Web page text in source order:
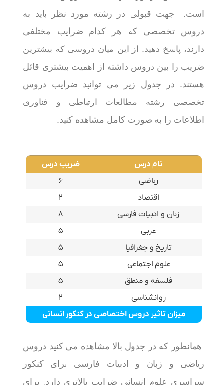
است. جهت قبولی در رشته مورد نظر باید به
دروس تخصصی که هر کدام ضرایب مختلفی
دارند، پاسخ دهید. از این میان دروسی که بیشترین
ضریب را بین دروس داشته از اهمیت بیشتری قائل
هستند. در جدول زیر می توانید ضرایب دروس
تخصصی رشته مطالعات ارتباطی و فناوری
اطلاعات را به صورت کامل مشاهده کنید.
نام درس ضریب درس
میزان تاثیر دروس اختصاصی در کنکور انسانی
ریاضی
۶
اقتصاد
۲
زبان و ادبیات فارسی
۸
عربی
۵
تاریخ و جغرافیا
۵
علوم اجتماعی
۵
فلسفه و منطق
۵
روانشناسی
۲
همانطور که در جدول بالا مشاهده می کنید دروس
ریاضی و زبان و ادبیات فارسی برای کنکور
سراسری علوم انسانی ضرایب بالاتری دارد. برای